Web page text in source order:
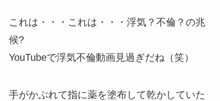
これは・・・これは・・・浮気？不倫？の兆
候?
YouTubeで浮気不倫動画見過ぎだね（笑）
手がかぶれて指に薬を塗布して乾かしていた